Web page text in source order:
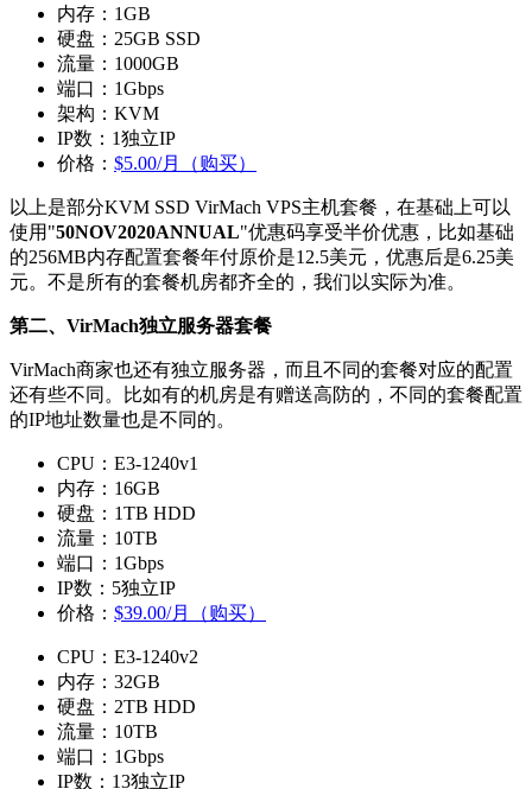
内存：1GB
硬盘：25GB SSD
流量：1000GB
端口：1Gbps
架构：KVM
IP数：1独立IP
价格： $5.00/月（购买）
以上是部分KVM SSD VirMach VPS主机套餐，在基础上可以
使用"50NOV2020ANNUAL"优惠码享受半价优惠，比如基础
的256MB内存配置套餐年付原价是12.5美元，优惠后是6.25美
元。不是所有的套餐机房都齐全的，我们以实际为准。
第二、VirMach独立服务器套餐
VirMach商家也还有独立服务器，而且不同的套餐对应的配置
还有些不同。比如有的机房是有赠送高防的，不同的套餐配置
的IP地址数量也是不同的。
CPU：E3-1240v1
内存：16GB
硬盘：1TB HDD
流量：10TB
端口：1Gbps
IP数：5独立IP
价格： $39.00/月（购买）
CPU：E3-1240v2
内存：32GB
硬盘：2TB HDD
流量：10TB
端口：1Gbps
IP数：13独立IP